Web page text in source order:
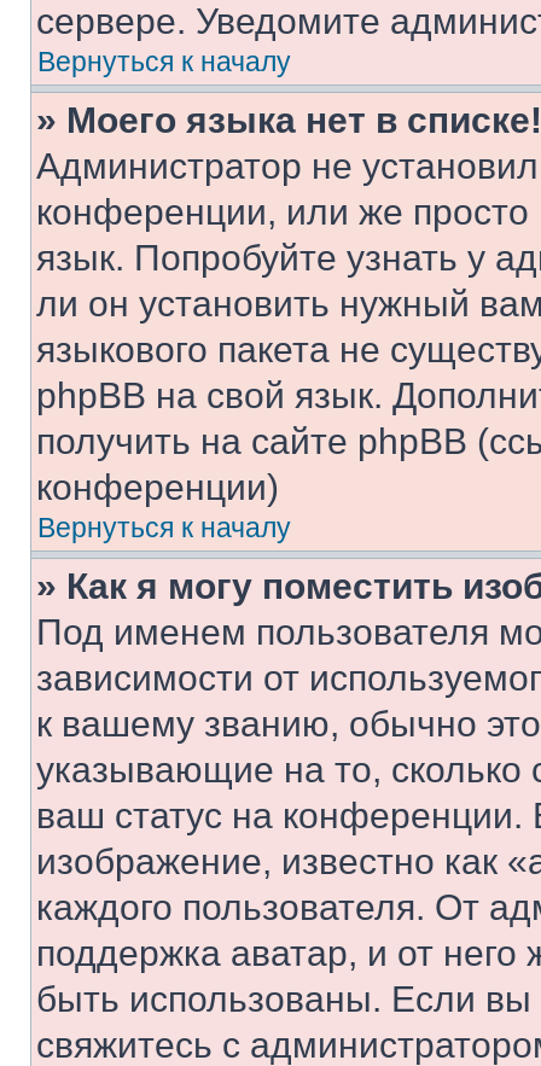
сервере. Уведомите
Вернуться к началу
» Моего языка нет в списке!
Администратор не
конференции, или же
язык. Попробуйте узнать у
ли он установить нужный
языкового пакета не
phpBB на свой язык.
получить на сайте phpBB
конференции)
Вернуться к началу
» Как я могу поместить
Под именем пользователя
зависимости от
к вашему званию, обычно это
указывающие на то,
ваш статус на
изображение, известно как
каждого пользователя. От
поддержка аватар, и от него
быть использованы. Если
свяжитесь с